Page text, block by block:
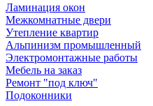
Ламинация окон
Межкомнатные двери
Утепление квартир
Альпинизм промышленный
Электромонтажные работы
Мебель на заказ
Ремонт "под ключ"
Подоконники